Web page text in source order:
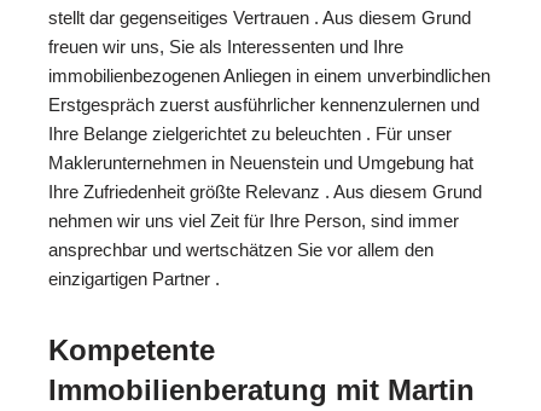
stellt dar gegenseitiges Vertrauen . Aus diesem Grund
freuen wir uns, Sie als Interessenten und Ihre
immobilienbezogenen Anliegen in einem unverbindlichen
Erstgespräch zuerst ausführlicher kennenzulernen und
Ihre Belange zielgerichtet zu beleuchten . Für unser
Maklerunternehmen in Neuenstein und Umgebung hat
Ihre Zufriedenheit größte Relevanz . Aus diesem Grund
nehmen wir uns viel Zeit für Ihre Person, sind immer
ansprechbar und wertschätzen Sie vor allem den
einzigartigen Partner .
Kompetente
Immobilienberatung mit Martin